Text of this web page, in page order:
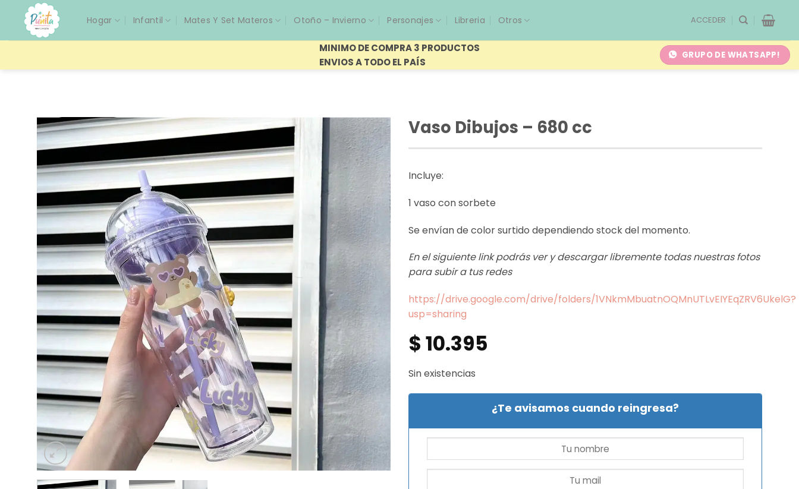
contenido
Hogar Infantil Mates Y Set Materos Otoño – Invierno Personajes Libreria Otros ACCEDER
MINIMO DE COMPRA 3 PRODUCTOS
ENVIOS A TODO EL PAÍS
GRUPO DE WHATSAPP!
Vaso Dibujos – 680 cc
Incluye:
1 vaso con sorbete
Se envían de color surtido dependiendo stock del momento.
En el siguiente link podrás ver y descargar libremente todas nuestras fotos
para subir a tus redes
https://drive.google.com/drive/folders/1VNkmMbuatnOQMnUTLvEIYEqZRV6UkelG?
usp=sharing
$10.395
Sin existencias
¿Te avisamos cuando reingresa?